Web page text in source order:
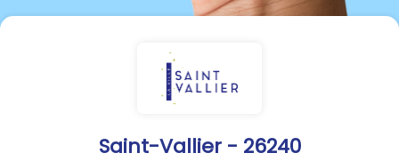
Saint-Vallier - 26240
de 9h00 à 12h30 et de 14h00 à
de 9h00 à 12h30 et de 14h00 à
de 9h00 à 12h30